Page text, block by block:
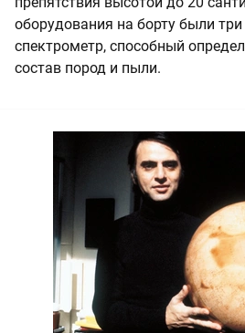
оборудования на борту были
спектрометр, способный
состав пород и пыли.